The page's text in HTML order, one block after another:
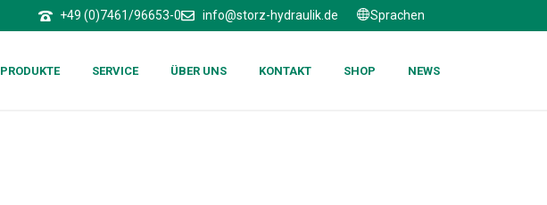
+49 (0)7461/96653-0 info@storz-hydraulik.de Sprachen
PRODUKTE SERVICE ÜBER UNS KONTAKT SHOP NEWS